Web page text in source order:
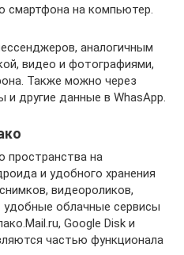
смартфона на компьютер.
аналогичным
видео и фотографиями,
Также можно через
и другие данные в WhasApp.
пространства на
и удобного хранения
видеороликов,
облачные сервисы
Google Disk и
частью функционала